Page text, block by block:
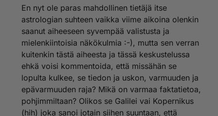
muille. Ehkä he eivät uskalla 'heittäytyä' ja
ennakkoluulottomasti tutkia ja kiinnostua. Kukapa
tietää. :-) Jossainhan on joku sanonut, ettei kaikkien
tarvitse toki olla astrologiasta kiinnostuneita, mutta ne
jotka eivät siihen tutustu, eivät tiedä mitä menettävät.
Heh, kuulosti tutulta tuo pätkä:
"Yhtäkkiä olen huomannut tutkivani eri uskontoja,
jälleensyntymistä, sielupareja, uskomuksia
planeettojen historiasta jne." Niinpä, kaikki liittyy
kaikkeen ja astrokin voi viedä myös muille,
En nyt ole paras mahdollinen tietäjä itse
astrologian suhteen vaikka viime aikoina olenkin
saanut aiheeseen syvempää valistusta ja
mielenkiintoisia näkökulmia :-), mutta sen verran
kuitenkin tästä aiheesta ja tässä keskustelussa
ehkä voisi kommentoida, että missähän se
lopulta kulkee, se tiedon ja uskon, varmuuden ja
epävarmuuden raja? Mikä on varmaa faktatietoa,
pohjimmiltaan? Olikos se Galilei vai Kopernikus
(hih) joka sanoi jotain siihen suuntaan, että